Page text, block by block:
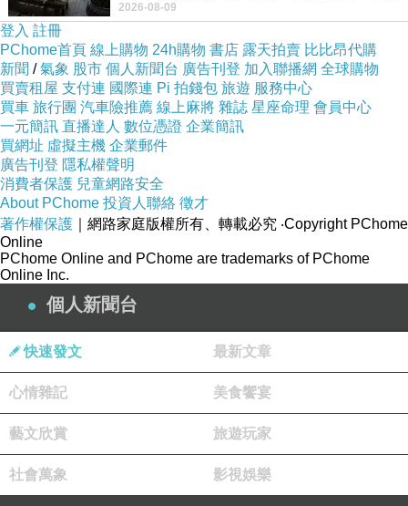
是 哪裡 會有這片水域 還有鴨子? 台中豐樂 雕塑
公園
起來，以前根本就很難有這
2026-08-09
登入 註冊
PChome首頁 線上購物 24h購物 書店 露天拍賣 比比昂代購
新聞 /氣象 股市 個人新聞台 廣告刊登 加入聯播網 全球購物
買賣租屋 支付連 國際連 Pi 拍錢包 旅遊 服務中心
買車 旅行團 汽車險推薦 線上麻將 雜誌 星座命理 會員中心
一元簡訊 直播達人 數位憑證 企業簡訊
買網址 虛擬主機 企業郵件
廣告刊登 隱私權聲明
消費者保護 兒童網路安全
About PChome 投資人聯絡 徵才
著作權保護 ｜網路家庭版權所有、轉載必究 ‧Copyright PChome
Online
PChome Online and PChome are trademarks of PChome
Online Inc.
個人新聞台
快速發文 最新文章
心情雜記 美食饗宴
藝文欣賞 旅遊玩家
社會萬象 影視娛樂